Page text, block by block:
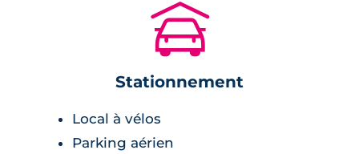
immeubles construits sur 8 niveaux. Les
façades sont couvertes à la fois de petites
briques rouges et d'un enduit blanc. Les pare-
soleils des appartements sont également
🚗
Stationnement
Local à vélos
Parking aérien